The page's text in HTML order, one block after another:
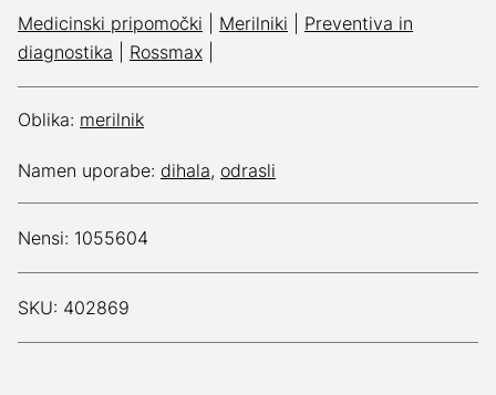
Medicinski pripomočki Merilniki
Preventiva in
diagnostika
Rossmax
Oblika: merilnik
Namen uporabe: dihala, odrasli
Nensi: 1055604
SKU: 402869